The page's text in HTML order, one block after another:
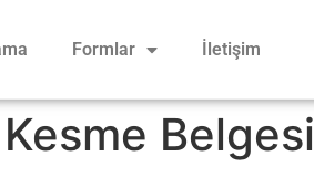
Formlar İletişim
Belgesi